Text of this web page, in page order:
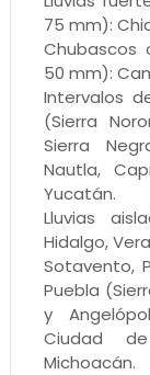
75 mm):
Chubascos
50 mm):
Intervalos
(Sierra
Sierra
Nautla,
Yucatán.
Lluvias
Hidalgo,
Sotavento,
Puebla
y
Ciudad
Michoacán.